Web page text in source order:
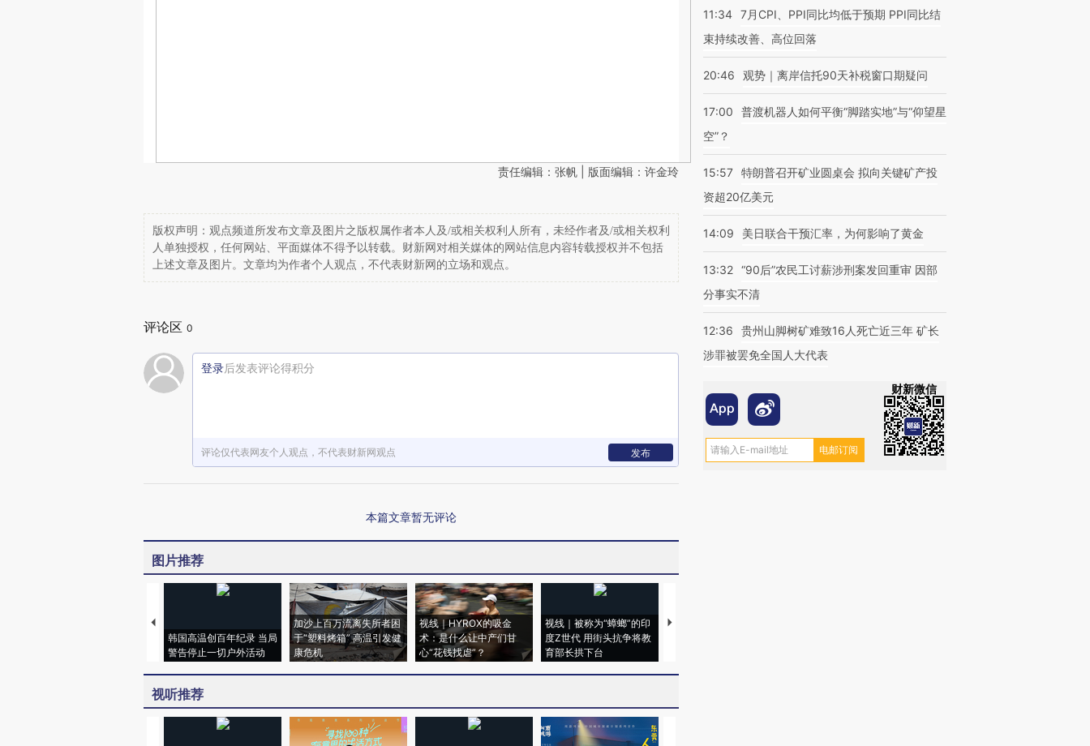
责任编辑：张帆 | 版面编辑：许金玲
版权声明：观点频道所发布文章及图片之版权属作者本人及/或相关权利人所有，未经作者及/或相关权利
人单独授权，任何网站、平面媒体不得予以转载。财新网对相关媒体的网站信息内容转载授权并不包括
上述文章及图片。文章均为作者个人观点，不代表财新网的立场和观点。
评论区 0
登录后发表评论得积分
评论仅代表网友个人观点，不代表财新网观点 发布
本篇文章暂无评论
图片推荐
韩国高温创百年纪录 当局
警告停止一切户外活动
加沙上百万流离失所者困
于“塑料烤箱” 高温引发健
康危机
视线｜HYROX的吸金
术：是什么让中产们甘
心“花钱找虐”？
视线｜被称为“蟑螂”的印
度Z世代 用街头抗争将教
育部长拱下台
视线｜“入侵”还是“人道危
视听推荐
11:34 7月CPI、PPI同比均低于预期 PPI同比结
束持续改善、高位回落
20:46 观势｜离岸信托90天补税窗口期疑问
17:00
普渡机器人如何平衡“脚踏实地”与“仰望星
空”？
15:57 特朗普召开矿业圆桌会 拟向关键矿产投
资超20亿美元
14:09 美日联合干预汇率，为何影响了黄金
13:32 “90后”农民工讨薪涉刑案发回重审 因部
分事实不清
12:36
贵州山脚树矿难致16人死亡近三年 矿长
涉罪被罢免全国人大代表
财新微信